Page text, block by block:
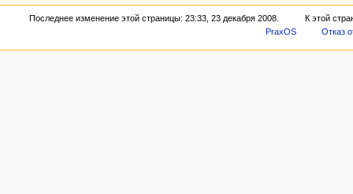
Последнее изменение этой страницы: 23:33, 23 декабря 2008.
К этой
PraxOS
Отказ